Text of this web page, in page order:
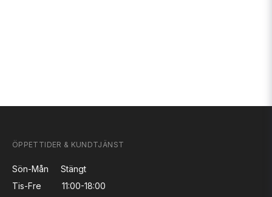
ÖPPETTIDER & KUNDTJÄNST
Sön-Mån
Stängt
Tis-Fre
11:00-18:00